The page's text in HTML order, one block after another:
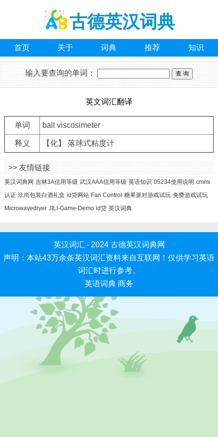
古德英汉词典
首页 关于 词典 推荐 知识
输入要查询的单词：
英文词汇翻译
单词 ball viscosimeter
释义 【化】 落球式粘度计
>> 友情链接
英汉词典网 吉林3A信用等级 武汉AAA信用等级 英语知识 05234使用说明 cmmi
认证 玖尚包装白酒礼盒 id贷网站 Fan Control 糖果派对游戏试玩 免费游戏试玩
Microwavedryer JILI-Game-Demo id贷 英汉词典
英汉词汇 - 2024 古德英汉词典网
声明：本站43万余条英汉词汇资料来自互联网！仅供学习英语
词汇时进行参考。
英语词典 商务